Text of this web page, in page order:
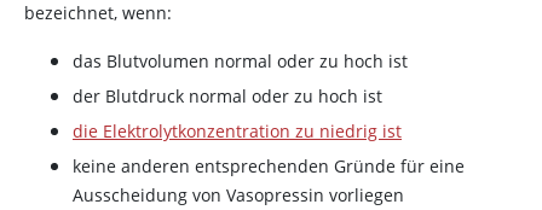
bezeichnet, wenn:
das Blutvolumen normal oder zu hoch ist
der Blutdruck normal oder zu hoch ist
die Elektrolytkonzentration zu niedrig ist
keine anderen entsprechenden Gründe für eine
Ausscheidung von Vasopressin vorliegen